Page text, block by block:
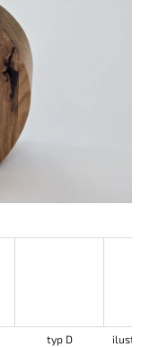
typ D